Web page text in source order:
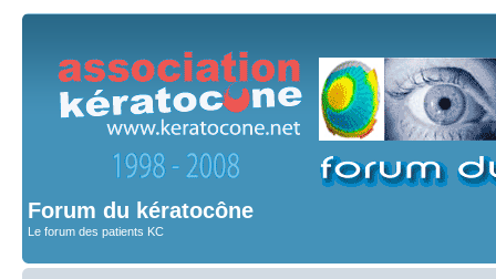
Forum du kératocône
Le forum des patients KC